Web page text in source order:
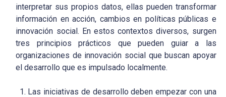
interpretar sus propios datos, ellas pueden transformar
información en acción, cambios en políticas públicas e
innovación social. En estos contextos diversos, surgen
tres principios prácticos que pueden guiar a las
organizaciones de innovación social que buscan apoyar
el desarrollo que es impulsado localmente.
Las iniciativas de desarrollo deben empezar con una